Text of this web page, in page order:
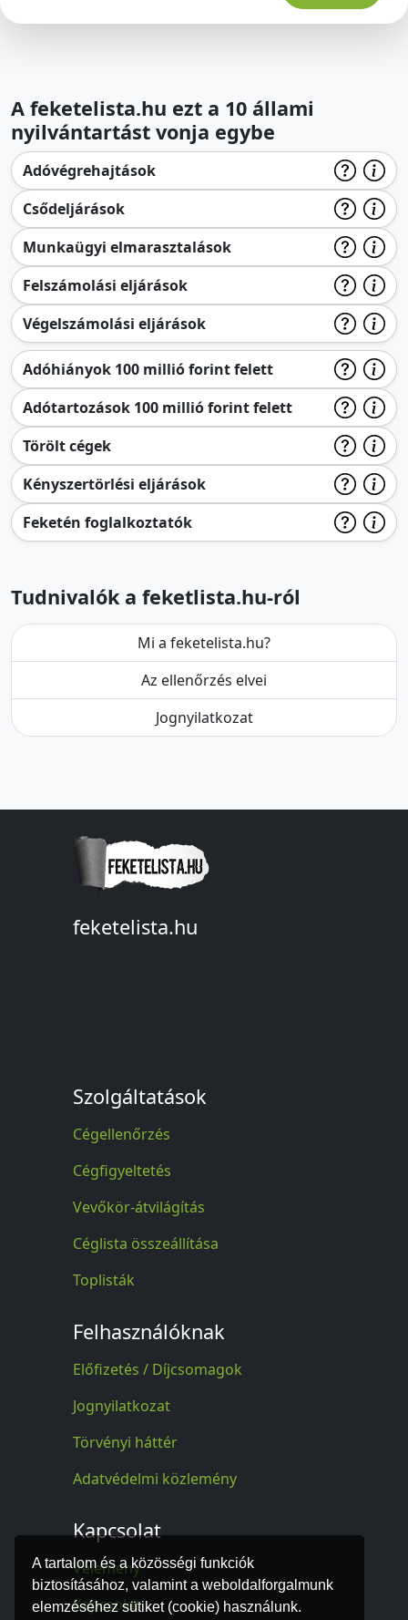
A tartalom és a közösségi funkciók
biztosításához, valamint a weboldalforgalmunk
elemzéséhez sütiket (cookie) használunk.
A feketelista.hu ezt a 10 állami
nyilvántartást vonja egybe
Adóvégrehajtások
Csődeljárások
Munkaügyi elmarasztalások
Felszámolási eljárások
Végelszámolási eljárások
Adóhiányok 100 millió forint felett
Adótartozások 100 millió forint felett
Törölt cégek
Kényszertörlési eljárások
Feketén foglalkoztatók
Tudnivalók a feketlista.hu-ról
Mi a feketelista.hu?
Az ellenőrzés elvei
Jognyilatkozat
feketelista.hu
Szolgáltatások
Cégellenőrzés
Cégfigyeltetés
Vevőkör-átvilágítás
Céglista összeállítása
Toplisták
Felhasználóknak
Előfizetés / Díjcsomagok
Jognyilatkozat
Törvényi háttér
Adatvédelmi közlemény
Kapcsolat
Vélemény
Kapcsolat